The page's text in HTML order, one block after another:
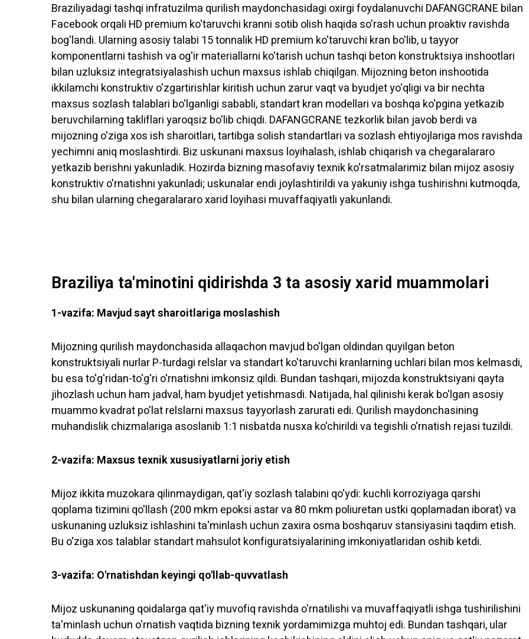
Braziliyadagi tashqi infratuzilma qurilish maydonchasidagi oxirgi foydalanuvchi DAFANGCRANE bilan
Facebook orqali HD premium ko'taruvchi kranni sotib olish haqida so'rash uchun proaktiv ravishda
bog'landi. Ularning asosiy talabi 15 tonnalik HD premium ko'taruvchi kran bo'lib, u tayyor
komponentlarni tashish va og'ir materiallarni ko'tarish uchun tashqi beton konstruktsiya inshootlari
bilan uzluksiz integratsiyalashish uchun maxsus ishlab chiqilgan. Mijozning beton inshootida
ikkilamchi konstruktiv o'zgartirishlar kiritish uchun zarur vaqt va byudjet yo'qligi va bir nechta
maxsus sozlash talablari bo'lganligi sababli, standart kran modellari va boshqa ko'pgina yetkazib
beruvchilarning takliflari yaroqsiz bo'lib chiqdi. DAFANGCRANE tezkorlik bilan javob berdi va
mijozning o'ziga xos ish sharoitlari, tartibga solish standartlari va sozlash ehtiyojlariga mos ravishda
yechimni aniq moslashtirdi. Biz uskunani maxsus loyihalash, ishlab chiqarish va chegaralararo
yetkazib berishni yakunladik. Hozirda bizning masofaviy texnik ko'rsatmalarimiz bilan mijoz asosiy
konstruktiv o'rnatishni yakunladi; uskunalar endi joylashtirildi va yakuniy ishga tushirishni kutmoqda,
shu bilan ularning chegaralararo xarid loyihasi muvaffaqiyatli yakunlandi.
Braziliya ta'minotini qidirishda 3 ta asosiy xarid muammolari
1-vazifa: Mavjud sayt sharoitlariga moslashish
Mijozning qurilish maydonchasida allaqachon mavjud bo'lgan oldindan quyilgan beton
konstruktsiyali nurlar P-turdagi relslar va standart ko'taruvchi kranlarning uchlari bilan mos kelmasdi,
bu esa to'g'ridan-to'g'ri o'rnatishni imkonsiz qildi. Bundan tashqari, mijozda konstruktsiyani qayta
jihozlash uchun ham jadval, ham byudjet yetishmasdi. Natijada, hal qilinishi kerak bo'lgan asosiy
muammo kvadrat po'lat relslarni maxsus tayyorlash zarurati edi. Qurilish maydonchasining
muhandislik chizmalariga asoslanib 1:1 nisbatda nusxa ko'chirildi va tegishli o'rnatish rejasi tuzildi.
2-vazifa: Maxsus texnik xususiyatlarni joriy etish
Mijoz ikkita muzokara qilinmaydigan, qat'iy sozlash talabini qo'ydi: kuchli korroziyaga qarshi
qoplama tizimini qo'llash (200 mkm epoksi astar va 80 mkm poliuretan ustki qoplamadan iborat) va
uskunaning uzluksiz ishlashini ta'minlash uchun zaxira osma boshqaruv stansiyasini taqdim etish.
Bu o'ziga xos talablar standart mahsulot konfiguratsiyalarining imkoniyatlaridan oshib ketdi.
3-vazifa: O'rnatishdan keyingi qo'llab-quvvatlash
Mijoz uskunaning qoidalarga qat'iy muvofiq ravishda o'rnatilishi va muvaffaqiyatli ishga tushirilishini
ta'minlash uchun o'rnatish vaqtida bizning texnik yordamimizga muhtoj edi. Bundan tashqari, ular